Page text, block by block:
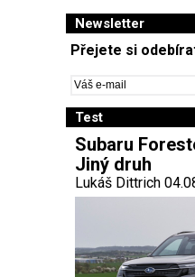
Newsletter
Přejete si
Test
Subaru
Jiný druh
Lukáš Dittrich